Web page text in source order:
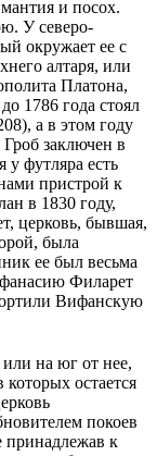
и посох.
У северо-
окружает ее с
алтаря, или
Платона,
1786 года стоял
а в этом году
заключен в
у футляра есть
пристрой к
в 1830 году,
церковь, бывшая,
была
ее был весьма
Филарет
Вифанскую
на юг от нее,
остается
покоев
принадлежав к